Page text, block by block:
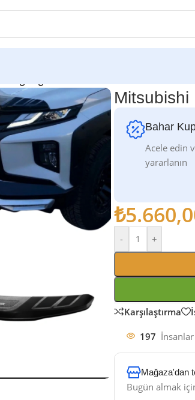
Mitsubishi
Bahar
Acele edin
yararlanın
₺
- +
Karşılaştırma
197
Mağaza'dan
Bugün almak